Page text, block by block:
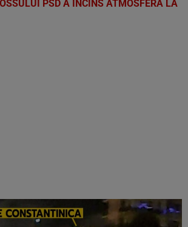
PSD A ÎNCINS ATMOSFERA LA